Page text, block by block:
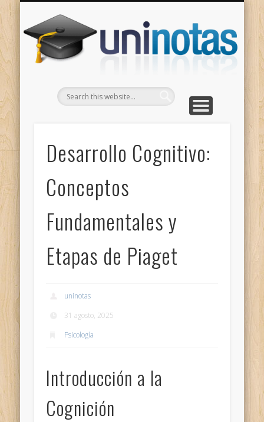
Desarrollo Cognitivo:
Conceptos
Fundamentales y
Etapas de Piaget
uninotas
31 agosto, 2025
Psicología
Introducción a la
Cognición